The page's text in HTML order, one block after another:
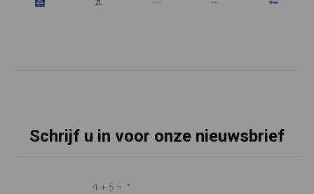
Schrijf u in voor onze nieuwsbrief
4 + 5 = *